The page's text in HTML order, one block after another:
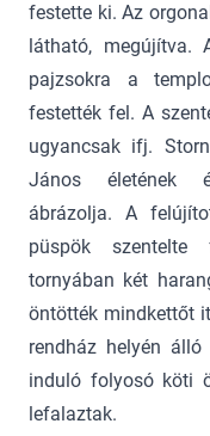
festette ki. Az
látható,
pajzsokra a
festették fel. A
ugyancsak ifj.
János életének
ábrázolja. A
püspök szentelte
tornyában két
öntötték mindkettőt
rendház helyén
induló folyosó köti
lefalaztak.